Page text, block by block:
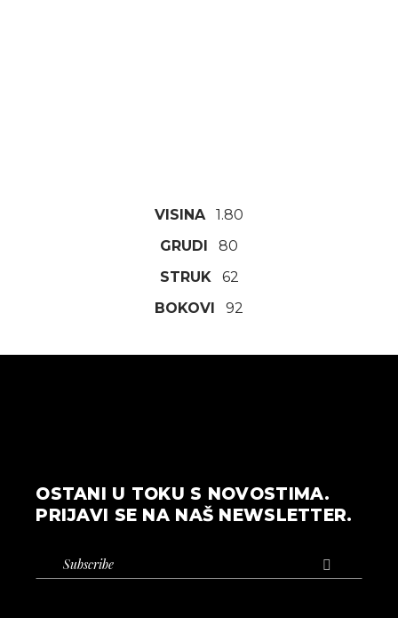
VISINA1.80
GRUDI 80
STRUK62
BOKOVI 92
OSTANI U TOKU S NOVOSTIMA.
PRIJAVI SE NA NAŠ NEWSLETTER.
